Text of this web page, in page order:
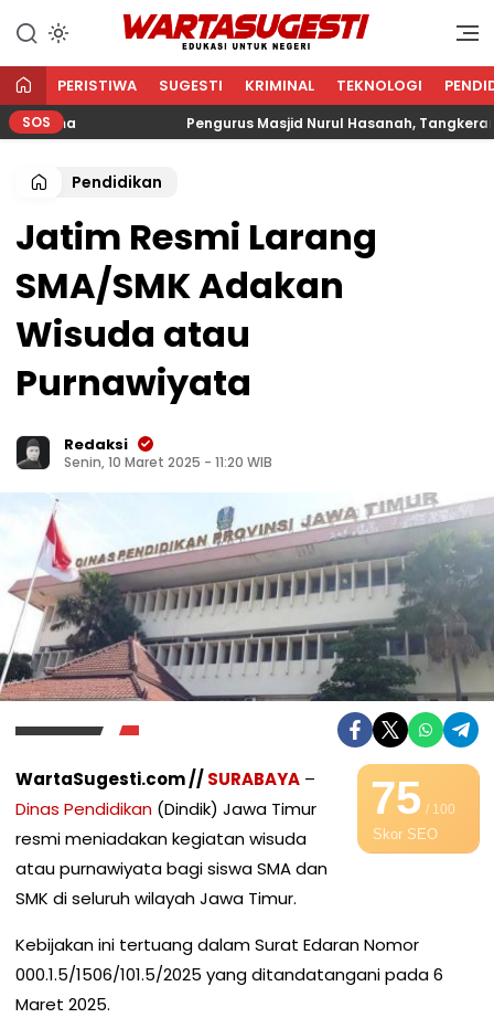
WARTA SUGESTI √ EDUKASI
Edukasi Untuk Negeri
PERISTIWA SUGESTI KRIMINAL TEKNOLOGI
SOS Pengurus Masjid Nurul Hasanah, Tangkerang
Pendidikan
Jatim Resmi Larang
SMA/SMK Adakan
Wisuda atau
Purnawiyata
Redaksi
Senin, 10 Maret 2025 - 11:20 WIB
75/ 100
Skor SEO
WartaSugesti.com // SURABAYA –
Dinas Pendidikan (Dindik) Jawa Timur
resmi meniadakan kegiatan wisuda
atau purnawiyata bagi siswa SMA dan
SMK di seluruh wilayah Jawa Timur.
Kebijakan ini tertuang dalam Surat Edaran Nomor
000.1.5/1506/101.5/2025 yang ditandatangani pada 6
Maret 2025.